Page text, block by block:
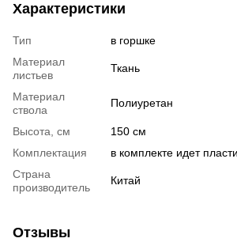
Характеристики
Тип
в горшке
Материал
листьев
Ткань
Материал
ствола
Полиуретан
Высота, см
150 см
Комплектация
в комплекте идет
Страна
производитель
Китай
Отзывы